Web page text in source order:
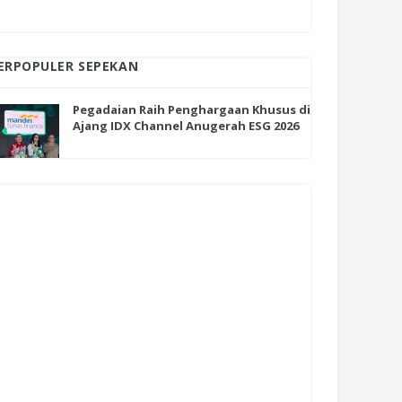
SEPEKAN
Pegadaian Raih Penghargaan Khusus di
Ajang IDX Channel Anugerah ESG 2026